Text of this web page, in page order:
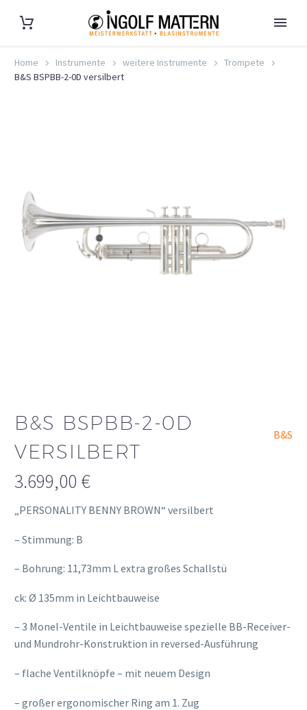
Home Instrumente weitere Instrumente
Trompete
B&S BSPBB-2-0D versilbert
B&S BSPBB-2-0D
VERSILBERT
B&S
3.699,00 €
„PERSONALITY BENNY BROWN“ versilbert
– Stimmung: B
– Bohrung: 11,73mm L extra großes Schallstü
relaisvih12
ck: Ø 135mm in Leichtbauweise
– 3 Monel-Ventile in Leichtbauweise spezielle BB-Receiver-
und Mundrohr-Konstruktion in reversed-Ausführung
– flache Ventilknöpfe – mit neuem Design
– großer ergonomischer Ring am 1. Zug